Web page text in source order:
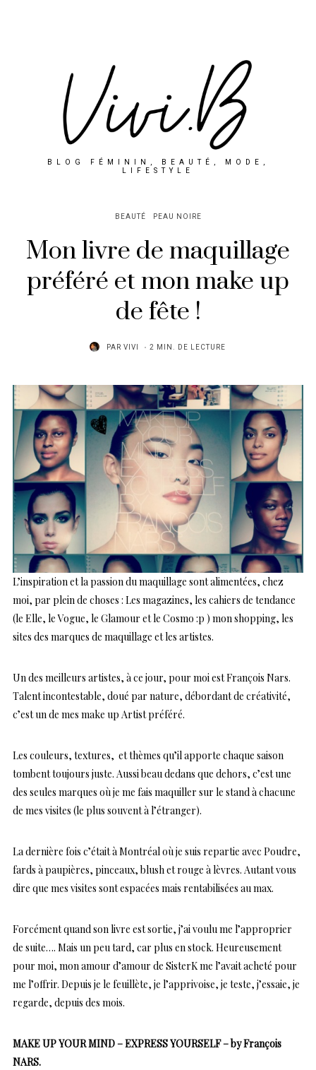
BLOG FÉMININ, BEAUTÉ, MODE,
LIFESTYLE
BEAUTÉ PEAU NOIRE
Mon livre de maquillage
préféré et mon make up
de fête !
PAR VIVI 2 MIN. DE LECTURE
L’inspiration et la passion du maquillage sont alimentées, chez
moi, par plein de choses : Les magazines, les cahiers de tendance
(le Elle, le Vogue, le Glamour et le Cosmo :p ) mon shopping, les
sites des marques de maquillage et les artistes.
Un des meilleurs artistes, à ce jour, pour moi est François Nars.
Talent incontestable, doué par nature, débordant de créativité,
c’est un de mes make up Artist préféré.
Les couleurs, textures, et thèmes qu’il apporte chaque saison
tombent toujours juste. Aussi beau dedans que dehors, c’est une
des seules marques où je me fais maquiller sur le stand à chacune
de mes visites (le plus souvent à l’étranger).
La dernière fois c’était à Montréal où je suis repartie avec Poudre,
fards à paupières, pinceaux, blush et rouge à lèvres. Autant vous
dire que mes visites sont espacées mais rentabilisées au max.
Forcément quand son livre est sortie, j’ai voulu me l’approprier
de suite…. Mais un peu tard, car plus en stock. Heureusement
pour moi, mon amour d’amour de SisterK me l’avait acheté pour
me l’offrir. Depuis je le feuillète, je l’apprivoise, je teste, j’essaie, je
regarde, depuis des mois.
MAKE UP YOUR MIND – EXPRESS YOURSELF – by François
NARS.